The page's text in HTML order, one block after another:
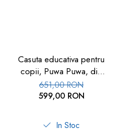
Casuta educativa pentru
copii, Puwa Puwa, din
spuma
651,00 RON
599,00 RON
In Stoc